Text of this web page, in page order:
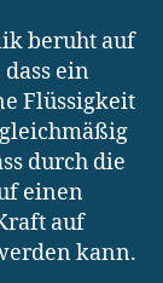
beruht auf
dass ein
Flüssigkeit
durch die
einen
auf
kann.